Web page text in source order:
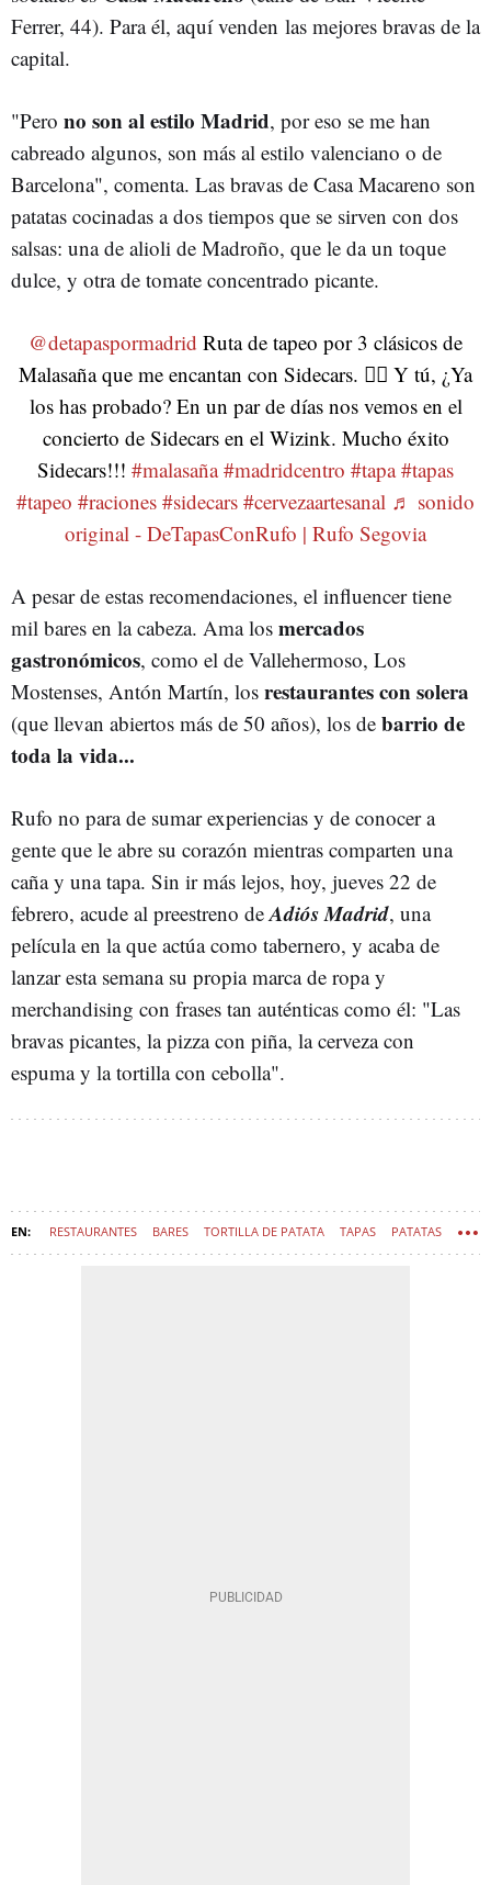
Ferrer, 44). Para él, aquí venden las mejores bravas de la
capital.
"Pero no son al estilo Madrid, por eso se me han
cabreado algunos, son más al estilo valenciano o de
Barcelona", comenta. Las bravas de Casa Macareno son
patatas cocinadas a dos tiempos que se sirven con dos
salsas: una de alioli de Madroño, que le da un toque
dulce, y otra de tomate concentrado picante.
@detapaspormadrid Ruta de tapeo por 3 clásicos de
Malasaña que me encantan con Sidecars. 👌🏻 Y tú, ¿Ya
los has probado? En un par de días nos vemos en el
concierto de Sidecars en el Wizink. Mucho éxito
Sidecars!!! #malasaña #madridcentro #tapa #tapas
#tapeo #raciones #sidecars #cervezaartesanal ♬ sonido
original - DeTapasConRufo | Rufo Segovia
A pesar de estas recomendaciones, el influencer tiene
mil bares en la cabeza. Ama los mercados
gastronómicos, como el de Vallehermoso, Los
Mostenses, Antón Martín, los restaurantes con solera
(que llevan abiertos más de 50 años), los de barrio de
toda la vida...
Rufo no para de sumar experiencias y de conocer a
gente que le abre su corazón mientras comparten una
caña y una tapa. Sin ir más lejos, hoy, jueves 22 de
febrero, acude al preestreno de Adiós Madrid, una
película en la que actúa como tabernero, y acaba de
lanzar esta semana su propia marca de ropa y
merchandising con frases tan auténticas como él: "Las
bravas picantes, la pizza con piña, la cerveza con
espuma y la tortilla con cebolla".
RESTAURANTES BARES TORTILLA DE PATATA TAPAS PATATAS